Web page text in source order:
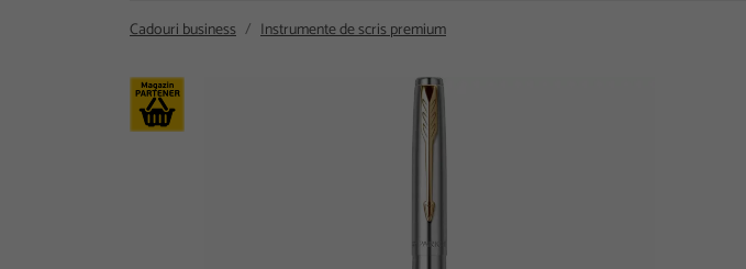
Cadouri business Instrumente de scris premium